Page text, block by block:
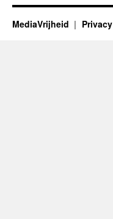
MediaVrijheid Privacy